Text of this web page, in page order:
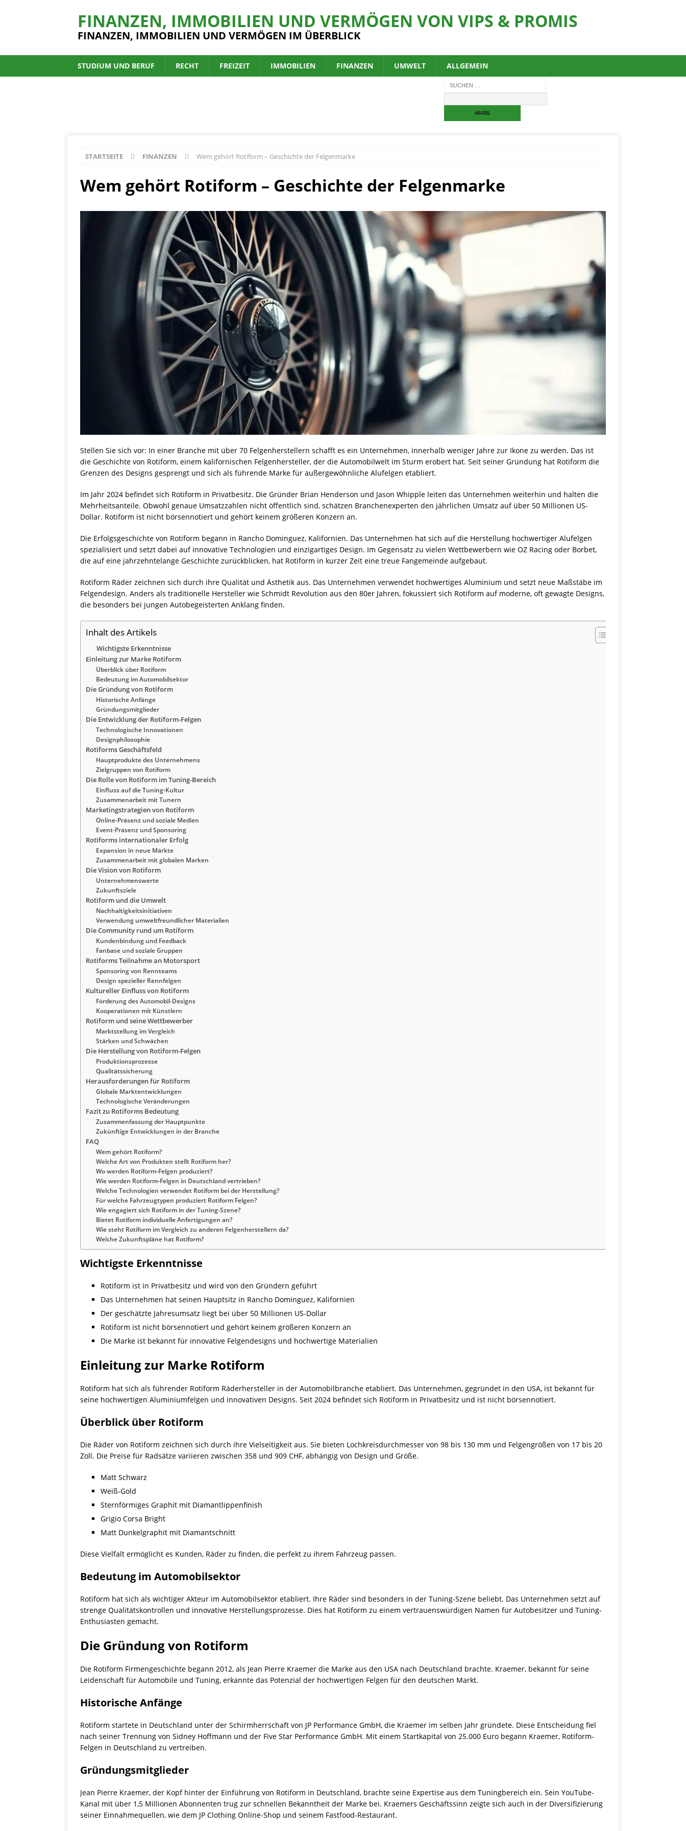
FINANZEN, IMMOBILIEN UND VERMÖGEN VON VIPS & PROMIS
FINANZEN, IMMOBILIEN UND VERMÖGEN IM ÜBERBLICK
STUDIUM UND BERUF RECHT FREIZEIT IMMOBILIEN FINANZEN UMWELT ALLGEMEIN
STARTSEITE FINANZEN Wem gehört Rotiform – Geschichte der Felgenmarke
Wem gehört Rotiform – Geschichte der Felgenmarke
Stellen Sie sich vor: In einer Branche mit über 70 Felgenherstellern schafft es ein Unternehmen, innerhalb weniger Jahre zur Ikone zu werden. Das ist
die Geschichte von Rotiform, einem kalifornischen Felgenhersteller, der die Automobilwelt im Sturm erobert hat. Seit seiner Gründung hat Rotiform die
Grenzen des Designs gesprengt und sich als führende Marke für außergewöhnliche Alufelgen etabliert.
Im Jahr 2024 befindet sich Rotiform in Privatbesitz. Die Gründer Brian Henderson und Jason Whipple leiten das Unternehmen weiterhin und halten die
Mehrheitsanteile. Obwohl genaue Umsatzzahlen nicht öffentlich sind, schätzen Branchenexperten den jährlichen Umsatz auf über 50 Millionen US-
Dollar. Rotiform ist nicht börsennotiert und gehört keinem größeren Konzern an.
Die Erfolgsgeschichte von Rotiform begann in Rancho Dominguez, Kalifornien. Das Unternehmen hat sich auf die Herstellung hochwertiger Alufelgen
spezialisiert und setzt dabei auf innovative Technologien und einzigartiges Design. Im Gegensatz zu vielen Wettbewerbern wie OZ Racing oder Borbet,
die auf eine jahrzehntelange Geschichte zurückblicken, hat Rotiform in kurzer Zeit eine treue Fangemeinde aufgebaut.
Rotiform Räder zeichnen sich durch ihre Qualität und Ästhetik aus. Das Unternehmen verwendet hochwertiges Aluminium und setzt neue Maßstäbe im
Felgendesign. Anders als traditionelle Hersteller wie Schmidt Revolution aus den 80er Jahren, fokussiert sich Rotiform auf moderne, oft gewagte Designs,
die besonders bei jungen Autobegeisterten Anklang finden.
Inhalt des Artikels
Wichtigste Erkenntnisse
Einleitung zur Marke Rotiform
Überblick über Rotiform
Bedeutung im Automobilsektor
Die Gründung von Rotiform
Historische Anfänge
Gründungsmitglieder
Die Entwicklung der Rotiform-Felgen
Technologische Innovationen
Designphilosophie
Rotiforms Geschäftsfeld
Hauptprodukte des Unternehmens
Zielgruppen von Rotiform
Die Rolle von Rotiform im Tuning-Bereich
Einfluss auf die Tuning-Kultur
Zusammenarbeit mit Tunern
Marketingstrategien von Rotiform
Online-Präsenz und soziale Medien
Event-Präsenz und Sponsoring
Rotiforms internationaler Erfolg
Expansion in neue Märkte
Zusammenarbeit mit globalen Marken
Die Vision von Rotiform
Unternehmenswerte
Zukunftsziele
Rotiform und die Umwelt
Nachhaltigkeitsinitiativen
Verwendung umweltfreundlicher Materialien
Die Community rund um Rotiform
Kundenbindung und Feedback
Fanbase und soziale Gruppen
Rotiforms Teilnahme an Motorsport
Sponsoring von Rennteams
Design spezieller Rennfelgen
Kultureller Einfluss von Rotiform
Förderung des Automobil-Designs
Kooperationen mit Künstlern
Rotiform und seine Wettbewerber
Marktstellung im Vergleich
Stärken und Schwächen
Die Herstellung von Rotiform-Felgen
Produktionsprozesse
Qualitätssicherung
Herausforderungen für Rotiform
Globale Marktentwicklungen
Technologische Veränderungen
Fazit zu Rotiforms Bedeutung
Zusammenfassung der Hauptpunkte
Zukünftige Entwicklungen in der Branche
FAQ
Wem gehört Rotiform?
Welche Art von Produkten stellt Rotiform her?
Wo werden Rotiform-Felgen produziert?
Wie werden Rotiform-Felgen in Deutschland vertrieben?
Welche Technologien verwendet Rotiform bei der Herstellung?
Für welche Fahrzeugtypen produziert Rotiform Felgen?
Wie engagiert sich Rotiform in der Tuning-Szene?
Bietet Rotiform individuelle Anfertigungen an?
Wie steht Rotiform im Vergleich zu anderen Felgenherstellern da?
Welche Zukunftspläne hat Rotiform?
Wichtigste Erkenntnisse
Rotiform ist in Privatbesitz und wird von den Gründern geführt
Das Unternehmen hat seinen Hauptsitz in Rancho Dominguez, Kalifornien
Der geschätzte Jahresumsatz liegt bei über 50 Millionen US-Dollar
Rotiform ist nicht börsennotiert und gehört keinem größeren Konzern an
Die Marke ist bekannt für innovative Felgendesigns und hochwertige Materialien
Einleitung zur Marke Rotiform
Rotiform hat sich als führender Rotiform Räderhersteller in der Automobilbranche etabliert. Das Unternehmen, gegründet in den USA, ist bekannt für
seine hochwertigen Aluminiumfelgen und innovativen Designs. Seit 2024 befindet sich Rotiform in Privatbesitz und ist nicht börsennotiert.
Überblick über Rotiform
Die Räder von Rotiform zeichnen sich durch ihre Vielseitigkeit aus. Sie bieten Lochkreisdurchmesser von 98 bis 130 mm und Felgengrößen von 17 bis 20
Zoll. Die Preise für Radsätze variieren zwischen 358 und 909 CHF, abhängig von Design und Größe.
Matt Schwarz
Weiß-Gold
Sternförmiges Graphit mit Diamantlippenfinish
Grigio Corsa Bright
Matt Dunkelgraphit mit Diamantschnitt
Diese Vielfalt ermöglicht es Kunden, Räder zu finden, die perfekt zu ihrem Fahrzeug passen.
Bedeutung im Automobilsektor
Rotiform hat sich als wichtiger Akteur im Automobilsektor etabliert. Ihre Räder sind besonders in der Tuning-Szene beliebt. Das Unternehmen setzt auf
strenge Qualitätskontrollen und innovative Herstellungsprozesse. Dies hat Rotiform zu einem vertrauenswürdigen Namen für Autobesitzer und Tuning-
Enthusiasten gemacht.
Die Gründung von Rotiform
Die Rotiform Firmengeschichte begann 2012, als Jean Pierre Kraemer die Marke aus den USA nach Deutschland brachte. Kraemer, bekannt für seine
Leidenschaft für Automobile und Tuning, erkannte das Potenzial der hochwertigen Felgen für den deutschen Markt.
Historische Anfänge
Rotiform startete in Deutschland unter der Schirmherrschaft von JP Performance GmbH, die Kraemer im selben Jahr gründete. Diese Entscheidung fiel
nach seiner Trennung von Sidney Hoffmann und der Five Star Performance GmbH. Mit einem Startkapital von 25.000 Euro begann Kraemer, Rotiform-
Felgen in Deutschland zu vertreiben.
Gründungsmitglieder
Jean Pierre Kraemer, der Kopf hinter der Einführung von Rotiform in Deutschland, brachte seine Expertise aus dem Tuningbereich ein. Sein YouTube-
Kanal mit über 1,5 Millionen Abonnenten trug zur schnellen Bekanntheit der Marke bei. Kraemers Geschäftssinn zeigte sich auch in der Diversifizierung
seiner Einnahmequellen, wie dem JP Clothing Online-Shop und seinem Fastfood-Restaurant.